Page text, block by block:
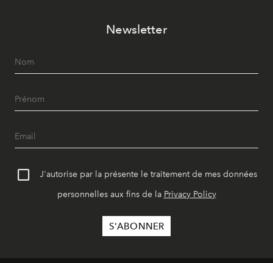
Newsletter
J'autorise par la présente le traitement de mes données
personnelles aux fins de la Privacy Policy